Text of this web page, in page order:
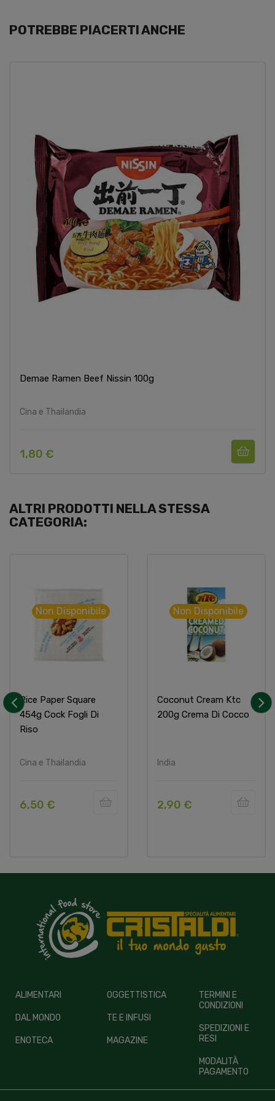
POTREBBE PIACERTI ANCHE
Demae Ramen Beef Nissin 100g
Cina e Thailandia
1,80 €
ALTRI PRODOTTI NELLA STESSA
CATEGORIA:
Rice Paper Square
454g Cock Fogli Di
Riso
Cina e Thailandia
Non Disponibile
6,50 €
Coconut Cream Ktc
200g Crema Di Cocco
India
Non Disponibile
2,90 €
ALIMENTARI
DAL MONDO
ENOTECA
OGGETTISTICA
TE E INFUSI
MAGAZINE
TERMINI E
CONDIZIONI
SPEDIZIONI E
RESI
MODALITÀ
PAGAMENTO